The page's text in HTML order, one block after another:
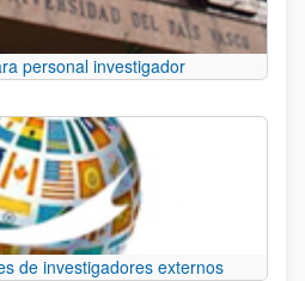
personal investigador
de investigadores externos